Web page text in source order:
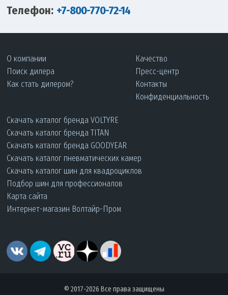
Телефон: +7-800-770-72-14
О компании
Поиск дилера
Как стать дилером?
Качество
Пресс-центр
Контакты
Конфиденциальность
Скачать каталог бренда VOLTYRE
Скачать каталог бренда TITAN
Скачать каталог бренда GOODYEAR
Скачать каталог пневматических камер
Скачать каталог шин для квадроциклов
Подбор шин для профессионалов
Карта сайта
Интернет-магазин Волтайр-Пром
© 2017-2026 Все права защищены